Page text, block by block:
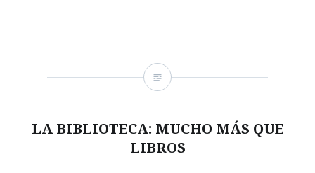
LA BIBLIOTECA: MUCHO MÁS QUE
LIBROS